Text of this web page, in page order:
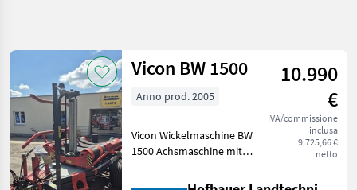
Categoria Paese Filtri
PERCORSO
ATTUALE
Settore
Reimposta
Mostra
4
risultati
Vicon BW 1500
10.990
€
IVA/commissione
inclusa
9.725,66 €
netto
Anno prod. 2005
Vicon Wickelmaschine BW
1500 Achsmaschine mit
Ballenaufsteller ,